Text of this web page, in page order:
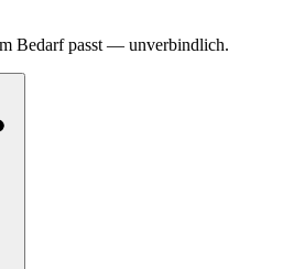
Bedarf passt — unverbindlich.